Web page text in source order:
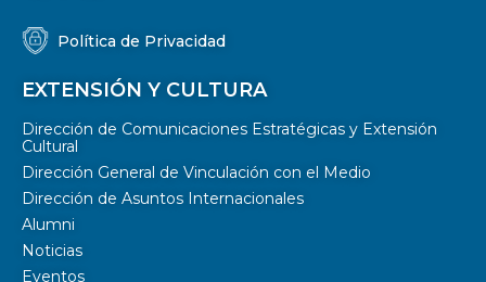
Política de Privacidad
EXTENSIÓN Y CULTURA
Dirección de Comunicaciones Estratégicas y Extensión
Cultural
Dirección General de Vinculación con el Medio
Dirección de Asuntos Internacionales
Alumni
Noticias
Eventos